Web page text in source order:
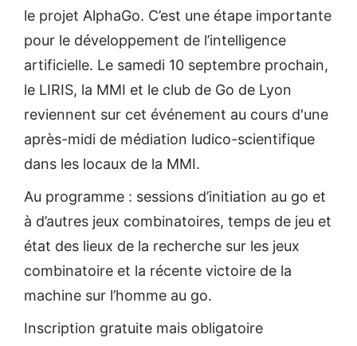
le projet AlphaGo. C’est une étape importante
pour le développement de l’intelligence
artificielle. Le samedi 10 septembre prochain,
le LIRIS, la MMI et le club de Go de Lyon
reviennent sur cet événement au cours d'une
après-midi de médiation ludico-scientifique
dans les locaux de la MMI.
Au programme : sessions d’initiation au go et
à d’autres jeux combinatoires, temps de jeu et
état des lieux de la recherche sur les jeux
combinatoire et la récente victoire de la
machine sur l’homme au go.
Inscription gratuite mais obligatoire